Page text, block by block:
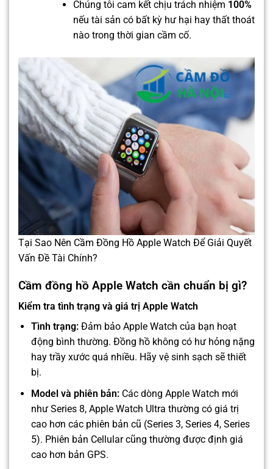
Chúng tôi cam kết chịu trách nhiệm 100%
nếu tài sản có bất kỳ hư hại hay thất thoát
nào trong thời gian cầm cố.
Tại Sao Nên Cầm Đồng Hồ Apple Watch Để Giải Quyết
Vấn Đề Tài Chính?
Cầm đồng hồ Apple Watch cần chuẩn bị gì?
Kiểm tra tình trạng và giá trị Apple Watch
Tình trạng:Đảm bảo Apple Watch của bạn hoạt
động bình thường. Đồng hồ không có hư hỏng nặng
hay trầy xước quá nhiều. Hãy vệ sinh sạch sẽ thiết
bị.
Model và phiên bản:Các dòng Apple Watch mới
như Series 8, Apple Watch Ultra thường có giá trị
cao hơn các phiên bản cũ (Series 3, Series 4, Series
5). Phiên bản Cellular cũng thường được định giá
cao hơn bản GPS.